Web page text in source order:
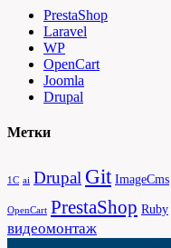
PrestaShop
Laravel
WP
OpenCart
Joomla
Drupal
Метки
1С ai Drupal Git ImageCms
OpenCart PrestaShop Ruby
видеомонтаж